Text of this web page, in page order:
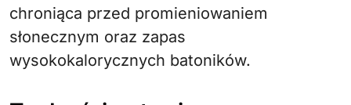
chroniąca przed promieniowaniem
słonecznym oraz zapas
wysokokalorycznych batoników.